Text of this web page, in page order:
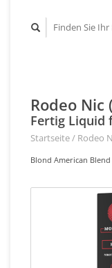
Rodeo
Fertig Liquid
Startseite/ Rodeo
Blond American